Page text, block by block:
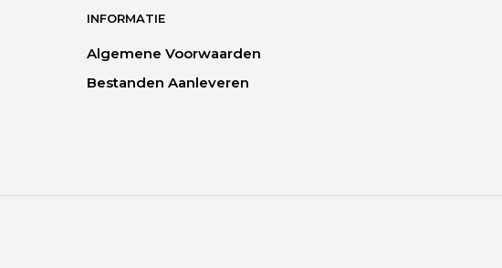
INFORMATIE
Algemene Voorwaarden
Bestanden Aanleveren